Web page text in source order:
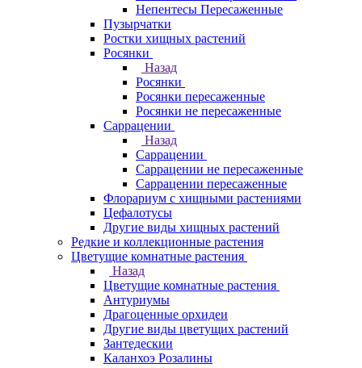
Непентесы Пересаженные
Пузырчатки
Ростки хищных растений
Росянки
Назад
Росянки
Росянки пересаженные
Росянки не пересаженные
Саррацении
Назад
Саррацении
Саррацении не пересаженные
Саррацении пересаженные
Флорариум с хищными растениями
Цефалотусы
Другие виды хищных растений
Редкие и коллекционные растения
Цветущие комнатные растения
Назад
Цветущие комнатные растения
Антуриумы
Драгоценные орхидеи
Другие виды цветущих растений
Зантедескии
Каланхоэ Розалины